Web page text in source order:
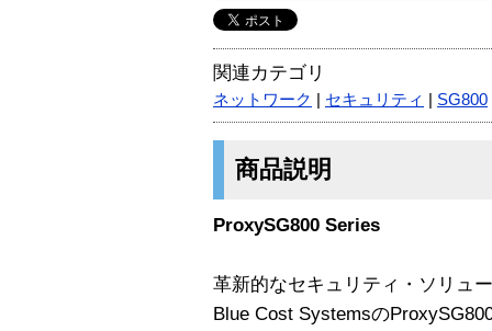
関連カテゴリ
ネットワーク セキュリティ SG800
商品説明
ProxySG800 Series
革新的なセキュリティ・ソリュ
Blue Cost Systemsの